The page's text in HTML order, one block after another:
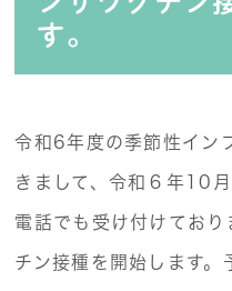
す。
令和6年度の季節性イン
きまして、令和６年10
電話でも受け付けてお
チン接種を開始します。